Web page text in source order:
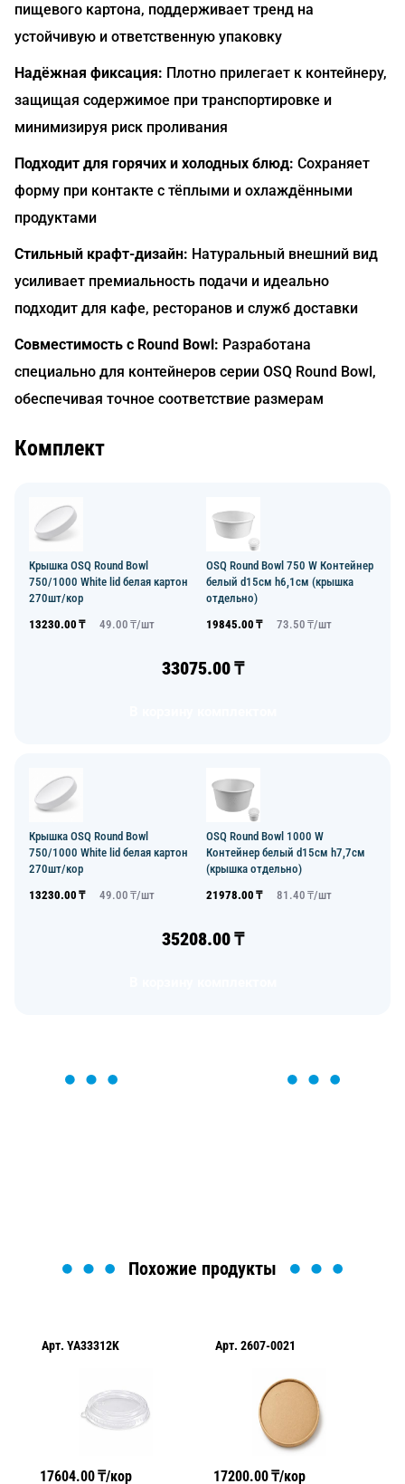
пищевого картона, поддерживает тренд на
устойчивую и ответственную упаковку
Надёжная фиксация: Плотно прилегает к контейнеру,
защищая содержимое при транспортировке и
минимизируя риск проливания
Подходит для горячих и холодных блюд: Сохраняет
форму при контакте с тёплыми и охлаждёнными
продуктами
Стильный крафт-дизайн: Натуральный внешний вид
усиливает премиальность подачи и идеально
подходит для кафе, ресторанов и служб доставки
Совместимость с Round Bowl: Разработана
специально для контейнеров серии OSQ Round Bowl,
обеспечивая точное соответствие размерам
Комплект
Крышка OSQ Round Bowl
750/1000 White lid белая картон
270шт/кор
13230.00 ₸ 49.00 ₸/шт
OSQ Round Bowl 750 W Контейнер
белый d15см h6,1см (крышка
отдельно)
19845.00 ₸ 73.50 ₸/шт
33075.00₸
Крышка OSQ Round Bowl
750/1000 White lid белая картон
270шт/кор
13230.00 ₸ 49.00 ₸/шт
OSQ Round Bowl 1000 W
Контейнер белый d15см h7,7см
(крышка отдельно)
21978.00 ₸ 81.40 ₸/шт
35208.00₸
Похожие продукты
Арт. YA33312K
17604.00₸/кор
Арт. 2607-0021
17200.00₸/кор